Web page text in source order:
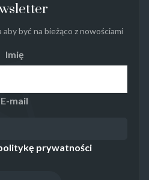
być na bieżąco z nowościami
Imię
E-mail
prywatności